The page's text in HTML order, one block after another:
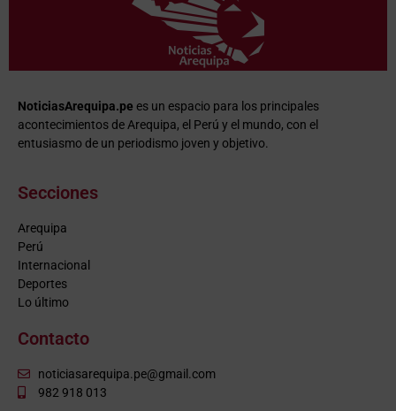
NoticiasArequipa.pe es un espacio para los principales
acontecimientos de Arequipa, el Perú y el mundo, con el
entusiasmo de un periodismo joven y objetivo.
Secciones
Arequipa
Perú
Internacional
Deportes
Lo último
Contacto
noticiasarequipa.pe@gmail.com
982 918 013